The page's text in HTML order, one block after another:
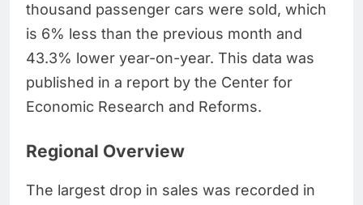
thousand passenger cars were sold, which
is 6% less than the previous month and
43.3% lower year-on-year. This data was
published in a report by the Center for
Economic Research and Reforms.
Regional Overview
The largest drop in sales was recorded in